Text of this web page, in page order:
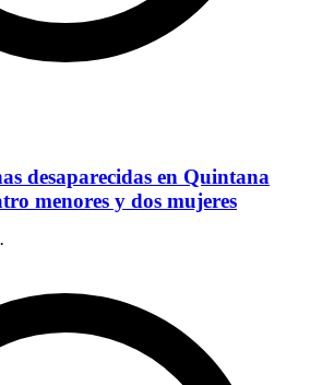
desaparecidas en Quintana
menores y dos mujeres
·